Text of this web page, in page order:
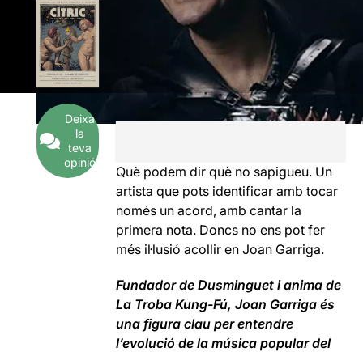
Deixa
la
teva
opinió
Què podem dir què no sapigueu. Un
artista que pots identificar amb tocar
només un acord, amb cantar la
primera nota. Doncs no ens pot fer
més il·lusió acollir en Joan Garriga.
Fundador de Dusminguet i anima de
La Troba Kung-Fú, Joan Garriga és
una figura clau per entendre
l’evolució de la música popular del